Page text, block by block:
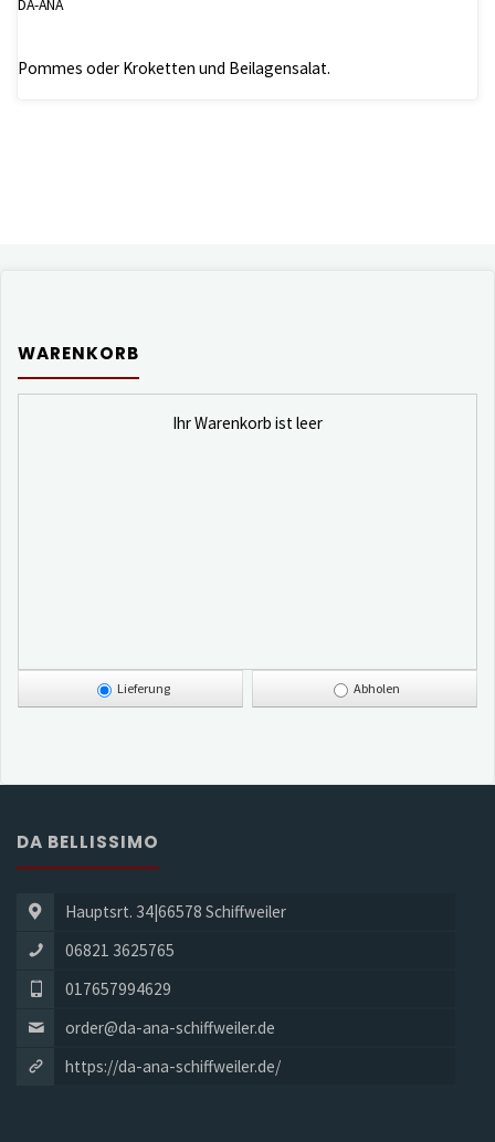
DA-ANA
Pommes oder Kroketten und Beilagensalat.
WARENKORB
Ihr Warenkorb ist leer
Lieferung Abholen
DA BELLISSIMO
Hauptsrt. 34|66578 Schiffweiler
06821 3625765
017657994629
order@da-ana-schiffweiler.de
https://da-ana-schiffweiler.de/